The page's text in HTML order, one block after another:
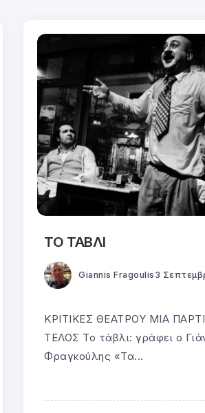
ΤΟ ΤΑΒΛΙ
Giannis Fragoulis 3
ΚΡΙΤΙΚΕΣ ΘΕΑΤΡΟΥ ΜΙΑ
ΤΕΛΟΣ Το τάβλι: γράφει ο
Φραγκούλης «Τα...